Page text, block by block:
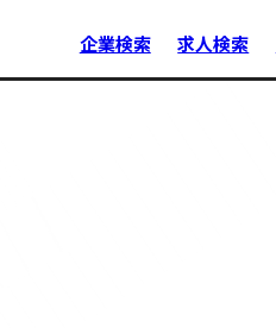
企業検索 求人検索